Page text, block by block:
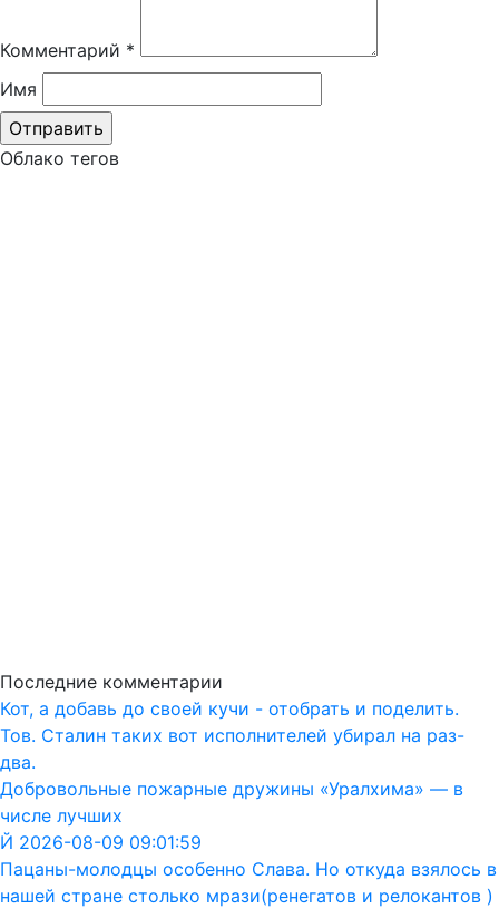
Комментарий *
Имя
Облако тегов
Последние комментарии
Кот, а добавь до своей кучи - отобрать и поделить.
Тов. Сталин таких вот исполнителей убирал на раз-
два.
Добровольные пожарные дружины «Уралхима» — в
числе лучших
Й 2026-08-09 09:01:59
Пацаны-молодцы особенно Слава. Но откуда взялось в
нашей стране столько мрази(ренегатов и релокантов )